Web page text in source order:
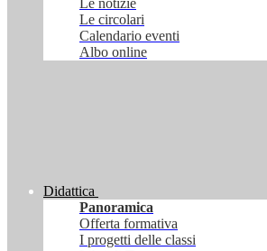
Le notizie
Le circolari
Calendario eventi
Albo online
Didattica
Panoramica
Offerta formativa
I progetti delle classi